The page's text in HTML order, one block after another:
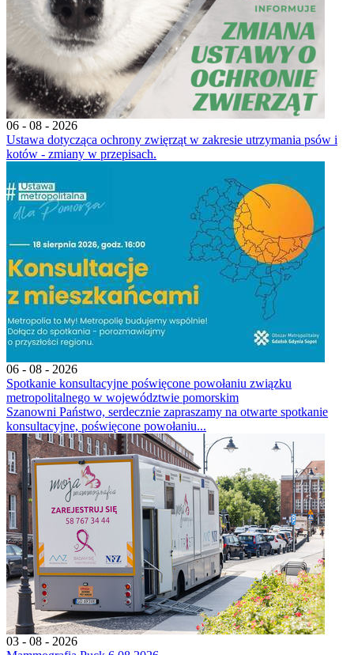
06 - 08 - 2026
Ustawa dotycząca ochrony zwięrząt w zakresie utrzymania psów i
kotów - zmiany w przepisach.
06 - 08 - 2026
Spotkanie konsultacyjne poświęcone powołaniu związku
metropolitalnego w województwie pomorskim
Szanowni Państwo, serdecznie zapraszamy na otwarte spotkanie
konsultacyjne, poświęcone powołaniu...
03 - 08 - 2026